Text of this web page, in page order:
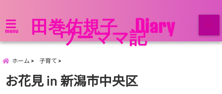
menu 田巻佑規子 Diary
ワーママ記
ホーム 子育て
お花見 in 新潟市中央区